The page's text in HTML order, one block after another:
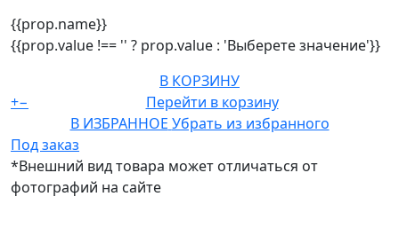
{{prop.name}}
{{prop.value !== '' ? prop.value : 'Выберете значение'}}
В КОРЗИНУ
+−
Перейти в корзину
В ИЗБРАННОЕ Убрать из избранного
Под заказ
*Внешний вид товара может отличаться от
фотографий на сайте